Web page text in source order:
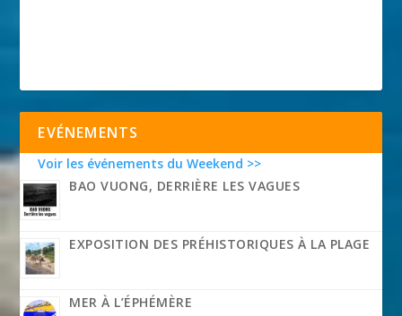
EVÉNEMENTS
Voir les événements du Weekend >>
BAO VUONG, DERRIÈRE LES VAGUES
EXPOSITION DES PRÉHISTORIQUES À LA PLAGE
MER À L’ÉPHÉMÈRE